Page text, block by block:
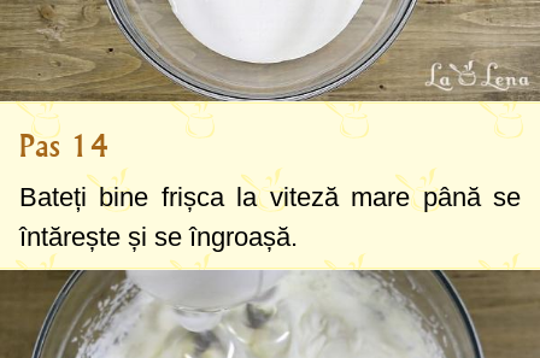
Pas 14
Bateți bine frișca la viteză mare până se
întărește și se îngroașă.